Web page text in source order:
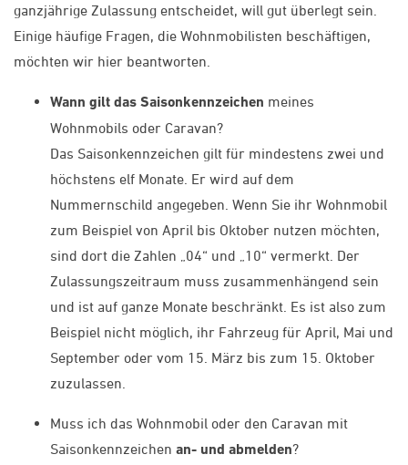
ganzjährige Zulassung entscheidet, will gut überlegt sein.
Einige häufige Fragen, die Wohnmobilisten beschäftigen,
möchten wir hier beantworten.
Wann gilt das Saisonkennzeichen meines
Wohnmobils oder Caravan?
Das Saisonkennzeichen gilt für mindestens zwei und
höchstens elf Monate. Er wird auf dem
Nummernschild angegeben. Wenn Sie ihr Wohnmobil
zum Beispiel von April bis Oktober nutzen möchten,
sind dort die Zahlen „04“ und „10“ vermerkt. Der
Zulassungszeitraum muss zusammenhängend sein
und ist auf ganze Monate beschränkt. Es ist also zum
Beispiel nicht möglich, ihr Fahrzeug für April, Mai und
September oder vom 15. März bis zum 15. Oktober
zuzulassen.
Muss ich das Wohnmobil oder den Caravan mit
Saisonkennzeichen an- und abmelden?